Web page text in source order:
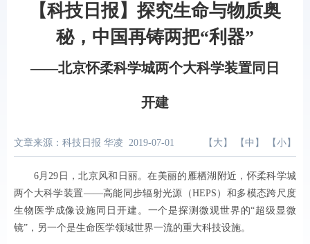
【科技日报】探究生命与物质奥
秘，中国再铸两把“利器”
——北京怀柔科学城两个大科学装置同日
开建
文章来源：科技日报 华凌 2019-07-01 【 大 】 【 中 】 【 小 】
6月29日，北京风和日丽。在美丽的雁栖湖附近，怀柔科学城
两个大科学装置——高能同步辐射光源（HEPS）和多模态跨尺度
生物医学成像设施同日开建。一个是探测微观世界的“超级显微
镜”，另一个是生命医学领域世界一流的重大科技设施。